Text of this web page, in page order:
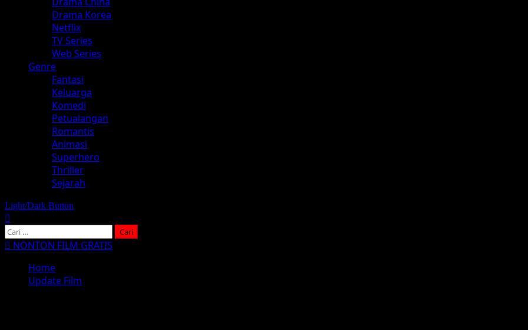
Drama Korea
Netflix
TV Series
Web Series
Genre
Fantasi
Keluarga
Komedi
Petualangan
Romantis
Animasi
Superhero
Thriller
Sejarah
Light/Dark Button
Cari
untuk:
NONTON FILM GRATIS
Home
Update Film